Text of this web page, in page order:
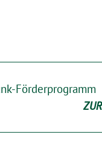
Förderprogramm